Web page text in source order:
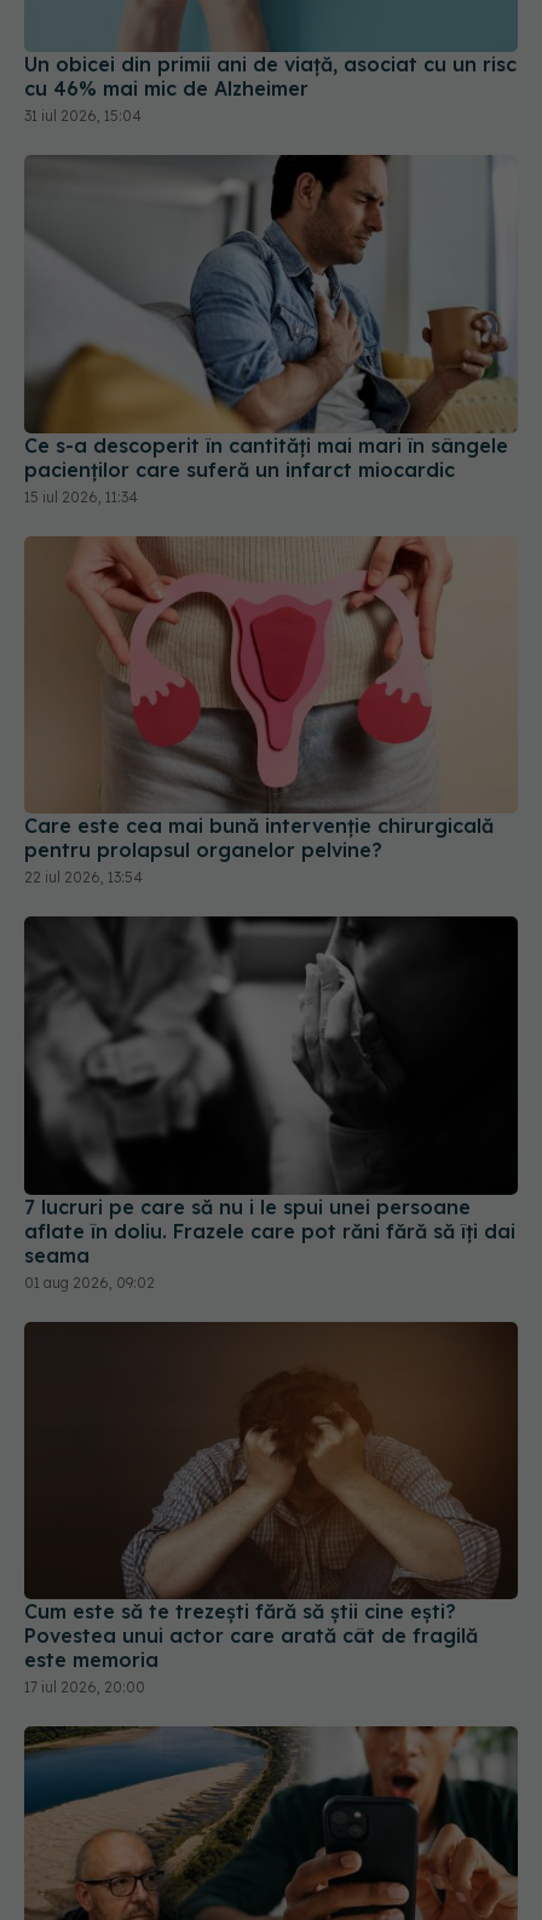
Un obicei din primii ani de viață, asociat cu un risc
cu 46% mai mic de Alzheimer
31 iul 2026, 15:04
Ce s-a descoperit în cantități mai mari în sângele
pacienților care suferă un infarct miocardic
15 iul 2026, 11:34
Care este cea mai bună intervenție chirurgicală
pentru prolapsul organelor pelvine?
22 iul 2026, 13:54
7 lucruri pe care să nu i le spui unei persoane
aflate în doliu. Frazele care pot răni fără să îți dai
seama
01 aug 2026, 09:02
Cum este să te trezești fără să știi cine ești?
Povestea unui actor care arată cât de fragilă
este memoria
17 iul 2026, 20:00